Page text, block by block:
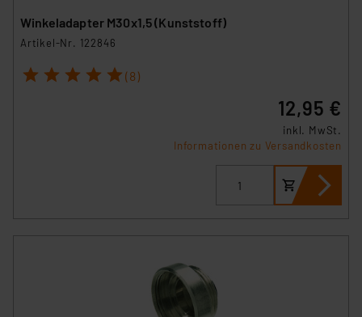
Winkeladapter M30x1,5 (Kunststoff)
Artikel-Nr. 122846
1 2 3 4 5 (8)
12,95 €
inkl. MwSt.
Informationen zu Versandkosten